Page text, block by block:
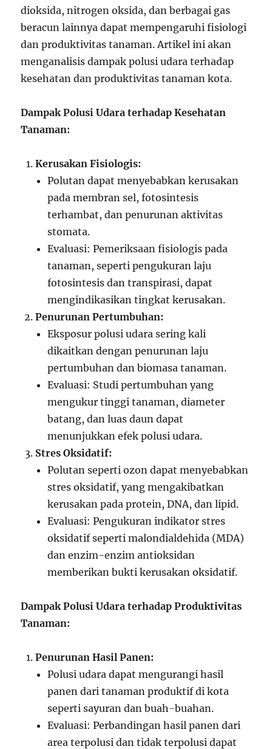
dioksida, nitrogen oksida, dan berbagai gas
beracun lainnya dapat mempengaruhi fisiologi
dan produktivitas tanaman. Artikel ini akan
menganalisis dampak polusi udara terhadap
kesehatan dan produktivitas tanaman kota.
Dampak Polusi Udara terhadap Kesehatan
Tanaman:
Kerusakan Fisiologis:
Polutan dapat menyebabkan kerusakan
pada membran sel, fotosintesis
terhambat, dan penurunan aktivitas
stomata.
Evaluasi: Pemeriksaan fisiologis pada
tanaman, seperti pengukuran laju
fotosintesis dan transpirasi, dapat
mengindikasikan tingkat kerusakan.
Penurunan Pertumbuhan:
Eksposur polusi udara sering kali
dikaitkan dengan penurunan laju
pertumbuhan dan biomasa tanaman.
Evaluasi: Studi pertumbuhan yang
mengukur tinggi tanaman, diameter
batang, dan luas daun dapat
menunjukkan efek polusi udara.
Stres Oksidatif:
Polutan seperti ozon dapat menyebabkan
stres oksidatif, yang mengakibatkan
kerusakan pada protein, DNA, dan lipid.
Evaluasi: Pengukuran indikator stres
oksidatif seperti malondialdehida (MDA)
dan enzim-enzim antioksidan
memberikan bukti kerusakan oksidatif.
Dampak Polusi Udara terhadap Produktivitas
Tanaman:
Penurunan Hasil Panen:
Polusi udara dapat mengurangi hasil
panen dari tanaman produktif di kota
seperti sayuran dan buah-buahan.
Evaluasi: Perbandingan hasil panen dari
area terpolusi dan tidak terpolusi dapat